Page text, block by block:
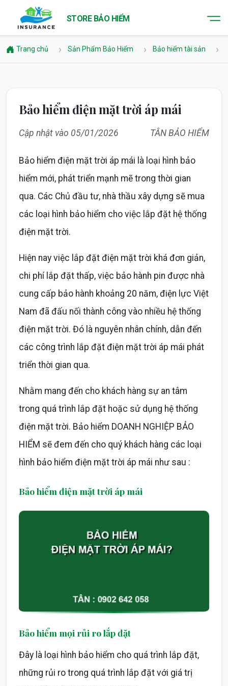
STORE BẢO HIỂM
Trang chủ Sản Phẩm Bảo Hiểm Bảo hiểm tài sản
Bảo hiểm điện mặt trời áp mái
Cập nhật vào 05/01/2026 TÂN BẢO HIỂM
Bảo hiểm điện mặt trời áp mái là loại hình bảo
hiểm mới, phát triển mạnh mẽ trong thời gian
qua. Các Chủ đầu tư, nhà thầu xây dựng sẽ mua
các loại hình bảo hiểm cho việc lắp đặt hệ thống
điện mặt trời.
Hiện nay việc lắp đặt điện mặt trời khá đơn giản,
chi phí lắp đặt thấp, việc bảo hành pin được nhà
cung cấp bảo hành khoảng 20 năm, điện lực Việt
Nam đã đấu nối thành công vào nhiều hệ thống
điện mặt trời. Đó là nguyên nhân chính, dẫn đến
các công trình lắp đặt điện mặt trời áp mái phát
triển thời gian qua.
Nhằm mang đến cho khách hàng sự an tâm
trong quá trình lắp đặt hoặc sử dụng hệ thống
điện mặt trời. Bảo hiểm DOANH NGHIỆP BẢO
HIỂM sẽ đem đến cho quý khách hàng các loại
hình bảo hiểm điện mặt trời áp mái như sau :
Bảo hiểm điện mặt trời áp mái
Bảo hiểm mọi rủi ro lắp đặt
Đây là loại hình bảo hiểm cho quá trình lắp đặt,
những rủi ro trong quá trình lắp đặt với giá trị